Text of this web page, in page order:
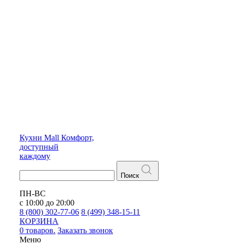
Кухни Mall Комфорт,
доступный
каждому
Поиск
ПН-ВС
с 10:00 до 20:00
8 (800) 302-77-06 8 (499) 348-15-11
КОРЗИНА
0 товаров. Заказать звонок
Меню